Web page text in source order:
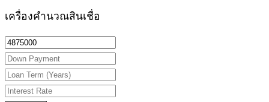
เครื่องคำนวณสินเชื่อ